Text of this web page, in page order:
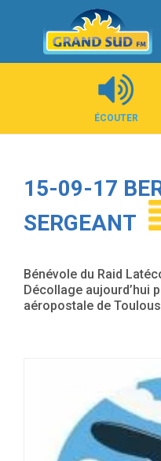
Panneau de gestion des
ÉCOUTER
15-09-17
SERGEANT
Bénévole du Raid
Décollage aujourd’hui
aéropostale de